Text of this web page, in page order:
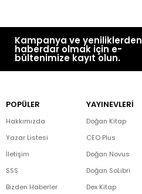
Kampanya ve yeniliklerden
haberdar olmak için e-
bültenimize kayıt olun.
POPÜLER
Hakkımızda
Yazar Listesi
İletişim
SSS
Bizden Haberler
YAYINEVLERİ
Doğan Kitap
CEO Plus
Doğan Novus
Doğan SoLibri
Dex Kitap